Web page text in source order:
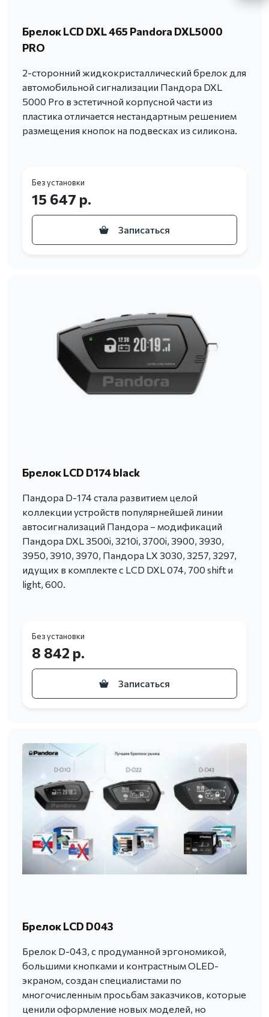
Брелок LCD DXL 465 Pandora DXL5000
PRO
2-сторонний жидкокристаллический брелок для
автомобильной сигнализации Пандора DXL
5000 Pro в эстетичной корпусной части из
пластика отличается нестандартным решением
размещения кнопок на подвесках из силикона.
Без установки
15 647 р.
Записаться
Брелок LCD D174 black
Пандора D-174 стала развитием целой
коллекции устройств популярнейшей линии
автосигнализаций Пандора – модификаций
Пандора DXL 3500i, 3210i, 3700i, 3900, 3930,
3950, 3910, 3970, Пандора LX 3030, 3257, 3297,
идущих в комплекте с LCD DXL 074, 700 shift и
light, 600.
Без установки
8 842 р.
Записаться
Брелок LCD D043
Брелок D-043, с продуманной эргономикой,
большими кнопками и контрастным OLED-
экраном, создан специалистами по
многочисленным просьбам заказчиков, которые
ценили оформление новых моделей, но